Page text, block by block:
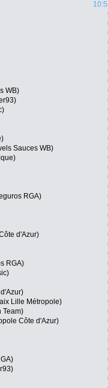
WB)
Sauces WB)
RGA)
d'Azur)
RGA)
Lille Métropole)
Team)
Côte d'Azur)